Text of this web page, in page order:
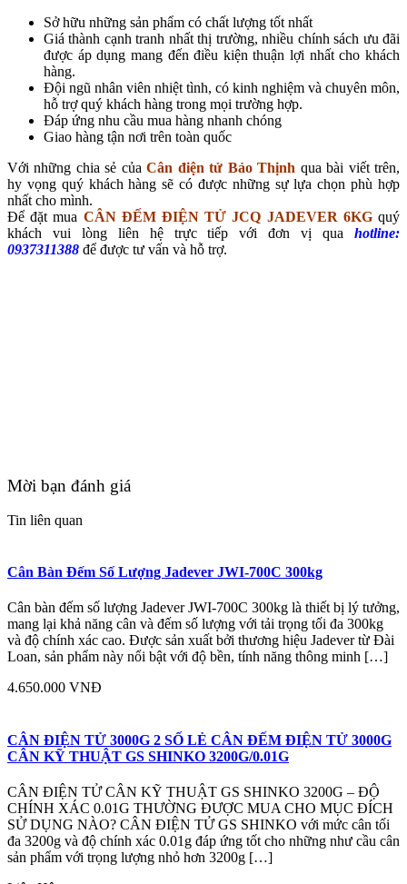
Sở hữu những sản phẩm có chất lượng tốt nhất
Giá thành cạnh tranh nhất thị trường, nhiều chính sách ưu đãi
được áp dụng mang đến điều kiện thuận lợi nhất cho khách
hàng.
Đội ngũ nhân viên nhiệt tình, có kinh nghiệm và chuyên môn,
hỗ trợ quý khách hàng trong mọi trường hợp.
Đáp ứng nhu cầu mua hàng nhanh chóng
Giao hàng tận nơi trên toàn quốc
Với những chia sẻ củaCân điện tử Bảo Thịnh qua bài viết trên,
hy vọng quý khách hàng sẽ có được những sự lựa chọn phù hợp
nhất cho mình.
Để đặt mua CÂN ĐẾM ĐIỆN TỬ JCQ JADEVER 6KGquý
khách vui lòng liên hệ trực tiếp với đơn vị qua hotline:
0937311388 để được tư vấn và hỗ trợ.
Mời bạn đánh giá
Tin liên quan
Cân Bàn Đếm Số Lượng Jadever JWI-700C 300kg
Cân bàn đếm số lượng Jadever JWI-700C 300kg là thiết bị lý tưởng,
mang lại khả năng cân và đếm số lượng với tải trọng tối đa 300kg
và độ chính xác cao. Được sản xuất bởi thương hiệu Jadever từ Đài
Loan, sản phẩm này nổi bật với độ bền, tính năng thông minh […]
4.650.000 VNĐ
CÂN ĐIỆN TỬ 3000G 2 SỐ LẺ CÂN ĐẾM ĐIỆN TỬ 3000G
CÂN KỸ THUẬT GS SHINKO 3200G/0.01G
CÂN ĐIỆN TỬ CÂN KỸ THUẬT GS SHINKO 3200G – ĐỘ
CHÍNH XÁC 0.01G THƯỜNG ĐƯỢC MUA CHO MỤC ĐÍCH
SỬ DỤNG NÀO? CÂN ĐIỆN TỬ GS SHINKO với mức cân tối
đa 3200g và độ chính xác 0.01g đáp ứng tốt cho những như cầu cân
sản phẩm với trọng lượng nhỏ hơn 3200g […]